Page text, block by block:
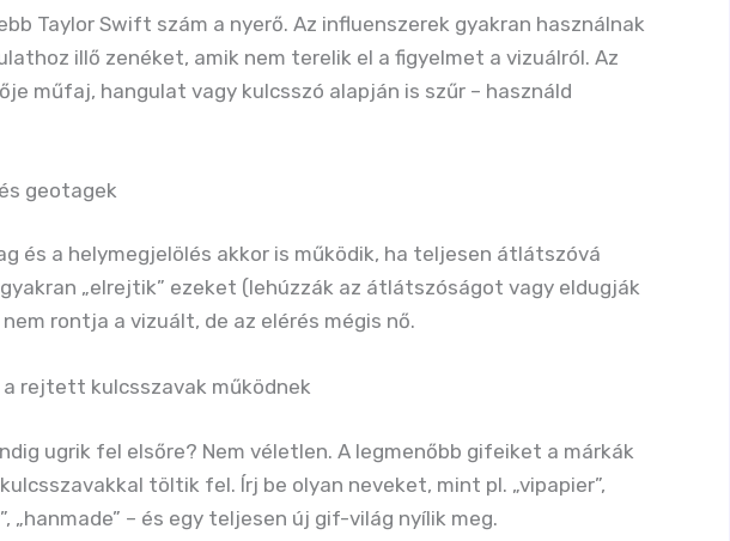
Taylor Swift szám a nyerő. Az influenszerek gyakran használnak
illő zenéket, amik nem terelik el a figyelmet a vizuálról. Az
műfaj, hangulat vagy kulcsszó alapján is szűr – használd
geotagek
és a helymegjelölés akkor is működik, ha teljesen átlátszóvá
„elrejtik” ezeket (lehúzzák az átlátszóságot vagy eldugják
rontja a vizuált, de az elérés mégis nő.
a rejtett kulcsszavak működnek
ugrik fel elsőre? Nem véletlen. A legmenőbb gifeiket a márkák
töltik fel. Írj be olyan neveket, mint pl. „vipapier”,
„hanmade” – és egy teljesen új gif-világ nyílik meg.